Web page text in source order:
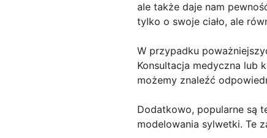
ale także daje nam
tylko o swoje ciało, ale
W przypadku
Konsultacja medyczna lub
możemy znaleźć
Dodatkowo, popularne są
modelowania sylwetki. Te